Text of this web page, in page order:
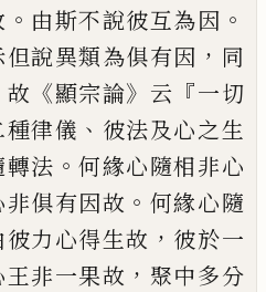
。 由斯不說彼互為因 。
但說異類為俱有因 ， 同
故 《顯宗論》 云 『一切
種律儀 、 彼法及心之生
轉法 。何緣心隨相非心
俱有因故 。 何緣心隨
彼力心得生故 ， 彼於一
王非一果故 ， 聚中多分